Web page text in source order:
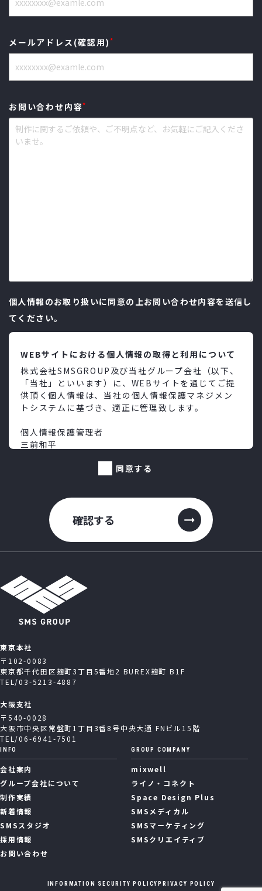
メールアドレス(確認用) *
お問い合わせ内容*
個人情報のお取り扱いに同意の上お問い合わせ内容を送信し
てください。
WEBサイトにおける個人情報の取得と利用について
株式会社SMSGROUP及び当社グループ会社（以下、
「当社」といいます）に、WEBサイトを通じてご提
供頂く個人情報は、当社の個人情報保護マネジメン
トシステムに基づき、適正に管理致します。
個人情報保護管理者
三前和平
○当社サービスに関するお問い合わせ
当該お問い合わせに関する対応、ご連絡のため
2.第三者への提供
三者提供致しません。
3.外部委託
内で、当社の委託先選定基準を満たした委託先へ外
部委託することがございます。
4.個人情報に対する本人の権利
ご提供頂いた個人情報の利用目的の通知、開示、内
容の訂正、追加又は削除、利用の停止、消去及び第
三者への提供の停止等を求められる場合、遅滞なく
これに対応致します。下記までお問い合わせ下さ
責任者：苦情相談窓口責任者
連絡先：03-5213-4887（電話）／privacy@plan-
sms.co.jp（電子メール）
開示手続きについて：https://plan-sms.co.jp/
（Web）
個人情報をご提供頂くことは任意ですが、当社が提
同意する
確認する
東京本社
〒102-0083
東京都千代田区麹町3丁目5番地2 BUREX麹町 B1F
TEL/03-5213-4887
大阪支社
〒540-0028
大阪市中央区常盤町1丁目3番8号中央大通 FNビル15階
TEL/06-6941-7501
INFO
会社案内
グループ会社について
制作実績
新着情報
SMSスタジオ
採用情報
お問い合わせ
GROUP COMPANY
mixwell
ライノ・コネクト
Space Design Plus
SMSメディカル
SMSマーケティング
SMSクリエイティブ
INFORMATION SECURITY POLICY PRIVACY POLICY